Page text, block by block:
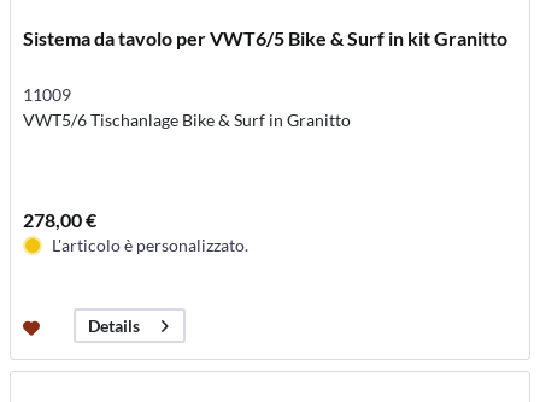
Sistema da tavolo per VWT6/5 Bike & Surf in kit Granitto
11009
VWT5/6 Tischanlage Bike & Surf in Granitto
278,00 €
L'articolo è personalizzato.
Details